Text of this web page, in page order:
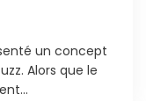
un concept
Alors que le